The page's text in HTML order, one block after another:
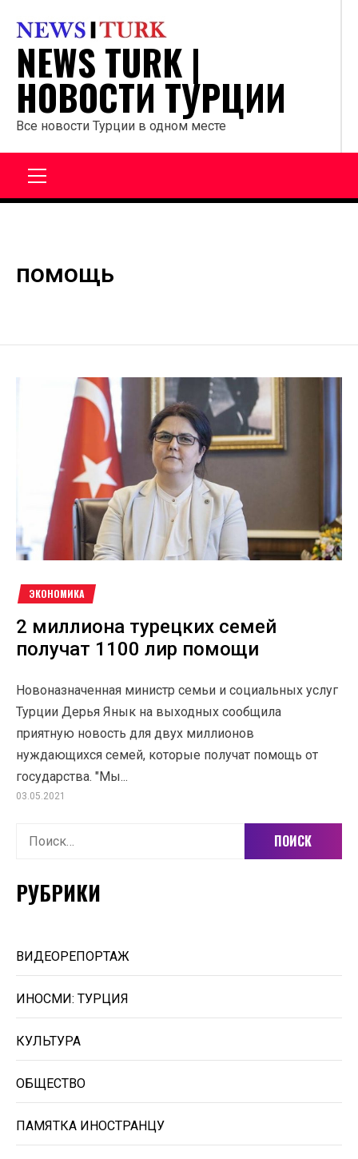
содержанию
NEWS TURK |
НОВОСТИ ТУРЦИИ
Все новости Турции в одном месте
помощь
ЭКОНОМИКА
2 миллиона турецких семей
получат 1100 лир помощи
Новоназначенная министр семьи и социальных услуг
Турции Дерья Янык на выходных сообщила
приятную новость для двух миллионов
нуждающихся семей, которые получат помощь от
государства. "Мы...
03.05.2021
Найти:
РУБРИКИ
ВИДЕОРЕПОРТАЖ
ИНОСМИ: ТУРЦИЯ
КУЛЬТУРА
ОБЩЕСТВО
ПАМЯТКА ИНОСТРАНЦУ